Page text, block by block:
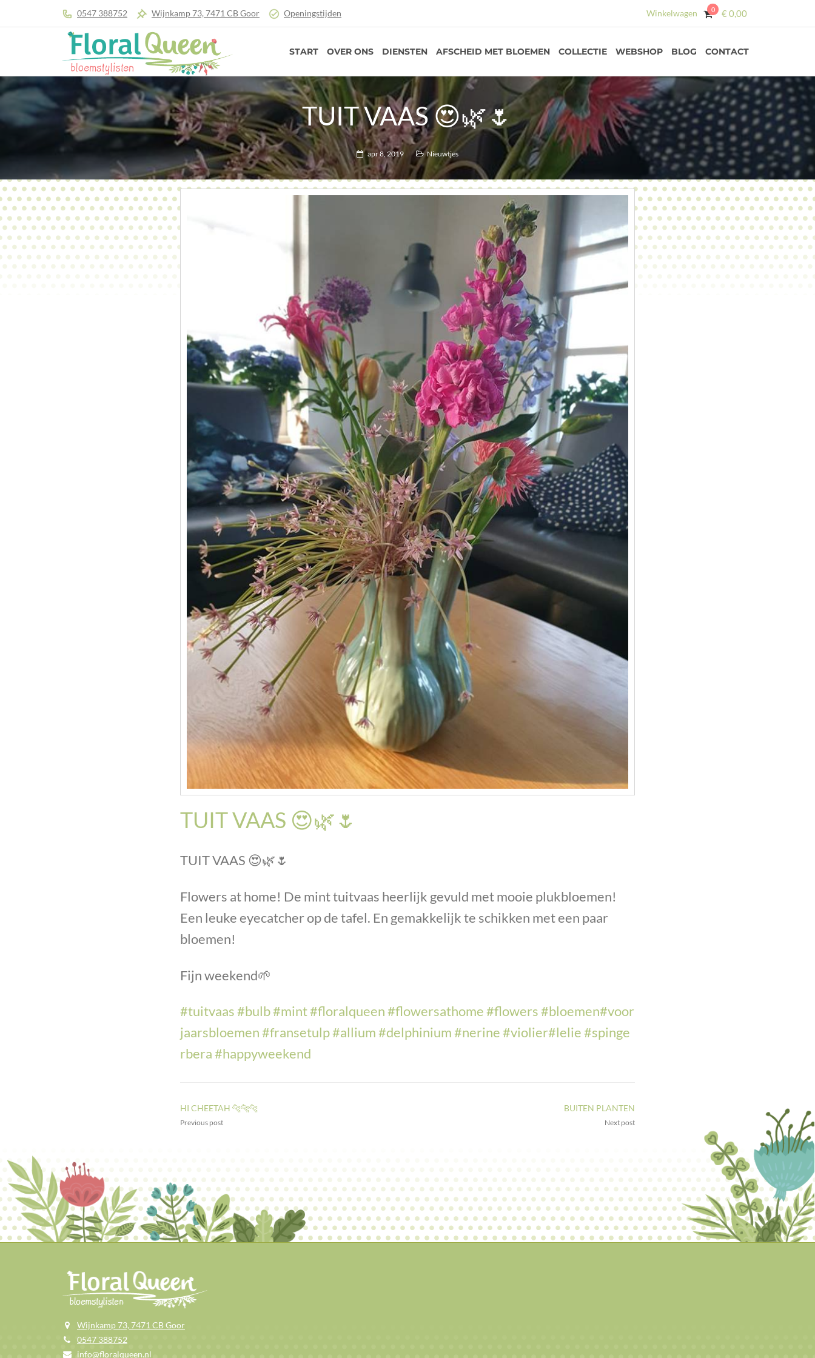
0547 388752 Wijnkamp 73, 7471 CB Goor Openingstijden Winkelwagen 0 €0,00
START OVER ONS DIENSTEN AFSCHEID MET BLOEMEN COLLECTIE WEBSHOP BLOG CONTACT
TUIT VAAS 😍🌿🌷
apr 8, 2019 Nieuwtjes
TUIT VAAS 😍🌿🌷
TUIT VAAS 😍🌿🌷
Flowers at home! De mint tuitvaas heerlijk gevuld met mooie plukbloemen!
Een leuke eyecatcher op de tafel. En gemakkelijk te schikken met een paar
bloemen!
Fijn weekend🌱
#tuitvaas#bulb#mint#floralqueen#flowersathome#flowers#bloemen#voor
jaarsbloemen#fransetulp#allium#delphinium#nerine#violier#lelie#spinge
rbera#happyweekend
HI CHEETAH 🐆🐆🐆
Previous post
BUITEN PLANTEN
Next post
Wijnkamp 73, 7471 CB Goor
0547 388752
info@floralqueen.nl